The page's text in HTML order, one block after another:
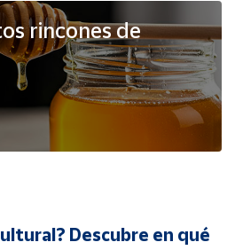
rincones de
Descubre en qué